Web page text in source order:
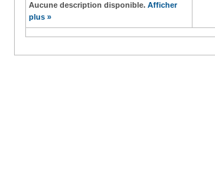
Aucune description disponible. Afficher
plus »